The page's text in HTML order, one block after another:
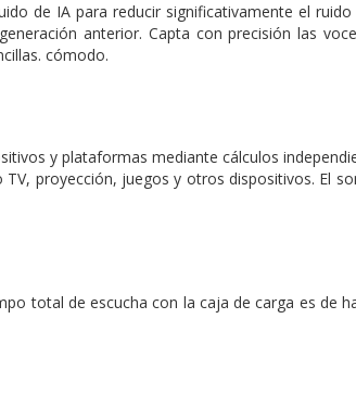
de IA para reducir significativamente el
anterior. Capta con precisión las
cómodo.
y plataformasmediante cálculos
proyección, juegos y otros dispositivos. El
total de escucha con la caja de carga es de